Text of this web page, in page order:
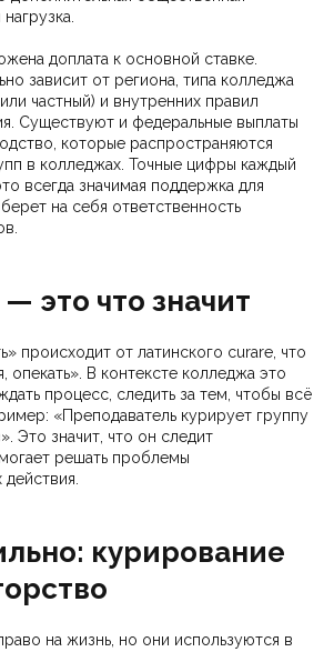
доплата к основной ставке.
зависит от региона, типа колледжа
частный) и внутренних правил
Существуют и федеральные выплаты
которые распространяются
в колледжах. Точные цифры каждый
всегда значимая поддержка для
на себя ответственность
это что значит
происходит от латинского curare, что
опекать». В контексте колледжа это
процесс, следить за тем, чтобы всё
«Преподаватель курирует группу
Это значит, что он следит
решать проблемы
курирование
на жизнь, но они используются в